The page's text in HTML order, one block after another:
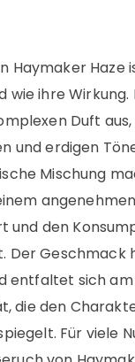
Haymaker Haze
wie ihre Wirkung.
Duft
und erdigen
Mischung
und den
Der Geschmack
entfaltet sich
die den
Für viele